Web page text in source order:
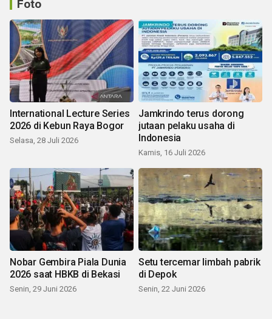
Foto
International Lecture Series
2026 di Kebun Raya Bogor
Selasa, 28 Juli 2026
Jamkrindo terus dorong
jutaan pelaku usaha di
Indonesia
Kamis, 16 Juli 2026
Nobar Gembira Piala Dunia
2026 saat HBKB di Bekasi
Senin, 29 Juni 2026
Setu tercemar limbah pabrik
di Depok
Senin, 22 Juni 2026